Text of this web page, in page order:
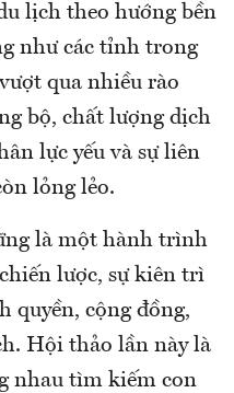
lịch theo hướng bền
như các tỉnh trong
qua nhiều rào
bộ, chất lượng dịch
lực yếu và sự liên
lỏng lẻo.
là một hành trình
lược, sự kiên trì
quyền, cộng đồng,
Hội thảo lần này là
nhau tìm kiếm con